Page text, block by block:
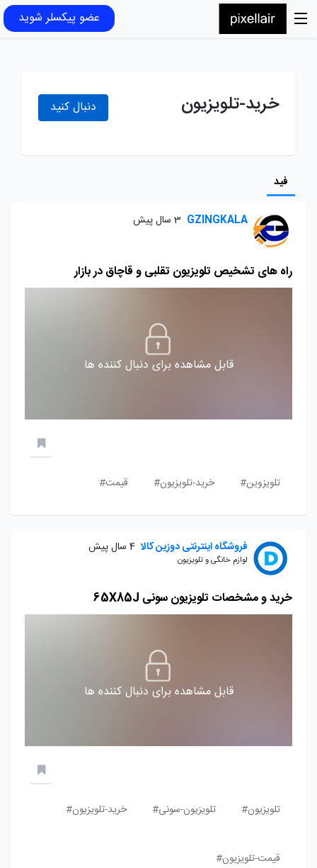
عضو پیکسلر شوید
خرید-تلویزیون دنبال کنید
فید
GZINGKALA 3 سال پیش
راه های تشخیص تلویزیون تقلبی و قاچاق در بازار
قابل مشاهده برای دنبال کننده ها
تلویزوین# خرید-تلویزیون# قیمت#
فروشگاه اینترنتی دوزین کالا 4 سال پیش
لوازم خانگی و تلویزیون
خرید و مشخصات تلویزیون سونی 65X85J
قابل مشاهده برای دنبال کننده ها
تلویزیون# تلویزیون-سونی# خرید-تلویزیون#
قیمت-تلویزیون#